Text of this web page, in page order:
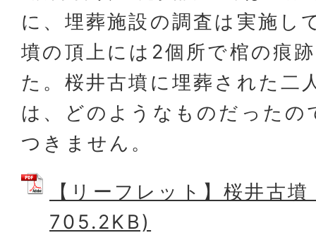
に、埋葬施設の調査は実施し
墳の頂上には2個所で棺の痕
た。桜井古墳に埋葬された二
は、どのようなものだったの
つきません。
【リーフレット】桜井古
705.2KB)